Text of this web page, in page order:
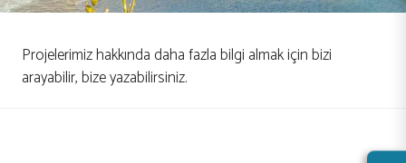
Projelerimiz hakkında daha fazla bilgi almak için bizi
arayabilir, bize yazabilirsiniz.